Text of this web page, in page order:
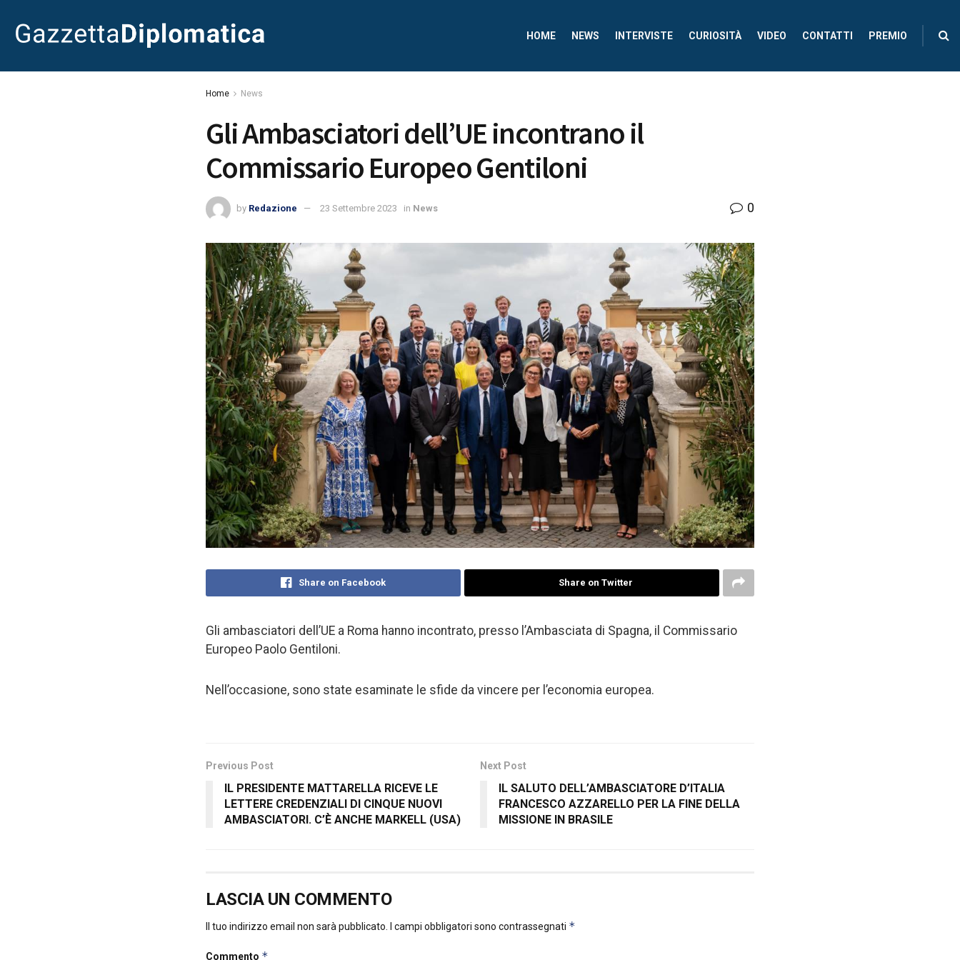
HOME NEWS INTERVISTE CURIOSITÀ VIDEO CONTATTI PREMIO
Home News
Gli Ambasciatori dell’UE incontrano il
Commissario Europeo Gentiloni
by Redazione 23 Settembre 2023 in News 0
Share on Facebook Share on Twitter
Gli ambasciatori dell’UE a Roma hanno incontrato, presso l’Ambasciata di Spagna, il Commissario
Europeo Paolo Gentiloni.
Nell’occasione, sono state esaminate le sfide da vincere per l’economia europea.
Previous Post
IL PRESIDENTE MATTARELLA RICEVE LE
LETTERE CREDENZIALI DI CINQUE NUOVI
AMBASCIATORI. C’È ANCHE MARKELL (USA)
Next Post
IL SALUTO DELL’AMBASCIATORE D’ITALIA
FRANCESCO AZZARELLO PER LA FINE DELLA
MISSIONE IN BRASILE
LASCIA UN COMMENTO
Il tuo indirizzo email non sarà pubblicato. I campi obbligatori sono contrassegnati *
Commento *